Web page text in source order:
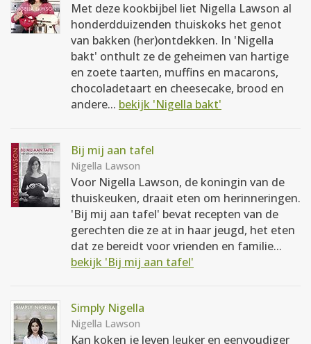
Met deze kookbijbel liet Nigella Lawson al
honderdduizenden thuiskoks het genot
van bakken (her)ontdekken. In 'Nigella
bakt' onthult ze de geheimen van hartige
en zoete taarten, muffins en macarons,
chocoladetaart en cheesecake, brood en
andere... bekijk 'Nigella bakt'
Bij mij aan tafel
Nigella Lawson
Voor Nigella Lawson, de koningin van de
thuiskeuken, draait eten om herinneringen.
'Bij mij aan tafel' bevat recepten van de
gerechten die ze at in haar jeugd, het eten
dat ze bereidt voor vrienden en familie...
bekijk 'Bij mij aan tafel'
Simply Nigella
Nigella Lawson
Kan koken je leven leuker en eenvoudiger